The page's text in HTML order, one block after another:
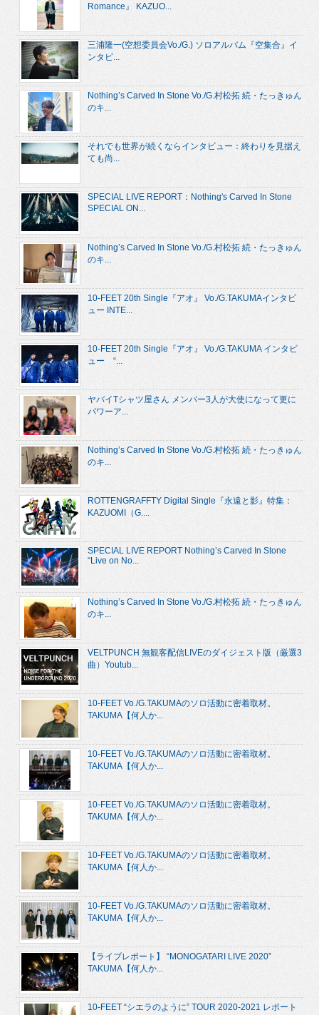
Romance』 KAZUO...
三浦隆一(空想委員会Vo./G.) ソロアルバム『空集合』イ
ンタビ...
Nothing’s Carved In Stone Vo./G.村松拓 続・たっきゅん
のキ...
それでも世界が続くならインタビュー：終わりを見据え
ても尚...
SPECIAL LIVE REPORT：Nothing's Carved In Stone
SPECIAL ON...
Nothing’s Carved In Stone Vo./G.村松拓 続・たっきゅん
のキ...
10-FEET 20th Single『アオ』 Vo./G.TAKUMAインタビ
ュー INTE...
10-FEET 20th Single『アオ』 Vo./G.TAKUMA インタビ
ュー “...
ヤバイTシャツ屋さん メンバー3人が大使になって更に
パワーア...
Nothing’s Carved In Stone Vo./G.村松拓 続・たっきゅん
のキ...
ROTTENGRAFFTY Digital Single『永遠と影』特集：
KAZUOMI（G....
SPECIAL LIVE REPORT Nothing’s Carved In Stone
“Live on No...
Nothing’s Carved In Stone Vo./G.村松拓 続・たっきゅん
のキ...
VELTPUNCH 無観客配信LIVEのダイジェスト版（厳選3
曲）Youtub...
10-FEET Vo./G.TAKUMAのソロ活動に密着取材。
TAKUMA【何人か...
10-FEET Vo./G.TAKUMAのソロ活動に密着取材。
TAKUMA【何人か...
10-FEET Vo./G.TAKUMAのソロ活動に密着取材。
TAKUMA【何人か...
10-FEET Vo./G.TAKUMAのソロ活動に密着取材。
TAKUMA【何人か...
10-FEET Vo./G.TAKUMAのソロ活動に密着取材。
TAKUMA【何人か...
【ライブレポート】 “MONOGATARI LIVE 2020”
TAKUMA【何人か...
10-FEET “シエラのように” TOUR 2020-2021 レポート